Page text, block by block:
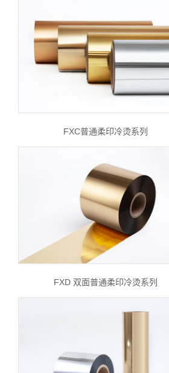
FXC普通柔印冷烫系列
FXD 双面普通柔印冷烫系列